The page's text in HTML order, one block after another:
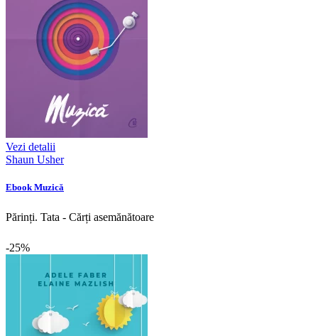
Vezi detalii
Shaun Usher
Ebook Muzică
Părinți. Tata - Cărți asemănătoare
-25%